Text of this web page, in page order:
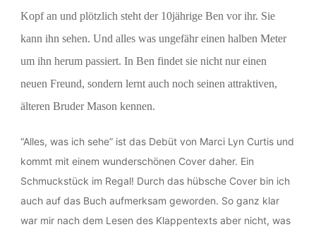
Kopf an und plötzlich steht der 10jährige Ben vor ihr. Sie
kann ihn sehen. Und alles was ungefähr einen halben Meter
um ihn herum passiert. In Ben findet sie nicht nur einen
neuen Freund, sondern lernt auch noch seinen attraktiven,
älteren Bruder Mason kennen.
“Alles, was ich sehe” ist das Debüt von Marci Lyn Curtis und
kommt mit einem wunderschönen Cover daher. Ein
Schmuckstück im Regal! Durch das hübsche Cover bin ich
auch auf das Buch aufmerksam geworden. So ganz klar
war mir nach dem Lesen des Klappentexts aber nicht, was